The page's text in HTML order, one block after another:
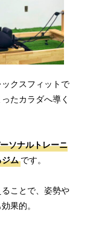
クスフィットで
たカラダへ導く
ソナルトレーニ
ジムです。
ことで、姿勢や
果的。